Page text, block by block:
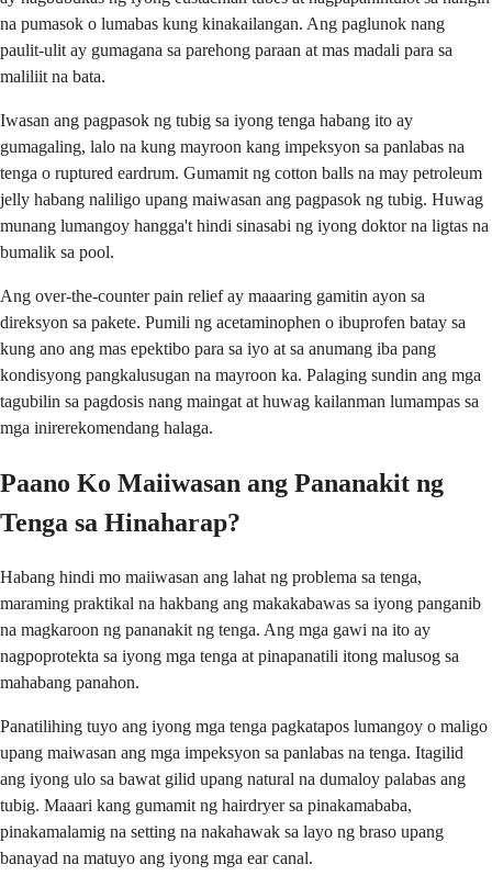
na pumasok o lumabas kung kinakailangan. Ang paglunok nang
paulit-ulit ay gumagana sa parehong paraan at mas madali para sa
maliliit na bata.
Iwasan ang pagpasok ng tubig sa iyong tenga habang ito ay
gumagaling, lalo na kung mayroon kang impeksyon sa panlabas na
tenga o ruptured eardrum. Gumamit ng cotton balls na may petroleum
jelly habang naliligo upang maiwasan ang pagpasok ng tubig. Huwag
munang lumangoy hangga't hindi sinasabi ng iyong doktor na ligtas na
bumalik sa pool.
Ang over-the-counter pain relief ay maaaring gamitin ayon sa
direksyon sa pakete. Pumili ng acetaminophen o ibuprofen batay sa
kung ano ang mas epektibo para sa iyo at sa anumang iba pang
kondisyong pangkalusugan na mayroon ka. Palaging sundin ang mga
tagubilin sa pagdosis nang maingat at huwag kailanman lumampas sa
mga inirerekomendang halaga.
Paano Ko Maiiwasan ang Pananakit ng
Tenga sa Hinaharap?
Habang hindi mo maiiwasan ang lahat ng problema sa tenga,
maraming praktikal na hakbang ang makakabawas sa iyong panganib
na magkaroon ng pananakit ng tenga. Ang mga gawi na ito ay
nagpoprotekta sa iyong mga tenga at pinapanatili itong malusog sa
mahabang panahon.
Panatilihing tuyo ang iyong mga tenga pagkatapos lumangoy o maligo
upang maiwasan ang mga impeksyon sa panlabas na tenga. Itagilid
ang iyong ulo sa bawat gilid upang natural na dumaloy palabas ang
tubig. Maaari kang gumamit ng hairdryer sa pinakamababa,
pinakamalamig na setting na nakahawak sa layo ng braso upang
banayad na matuyo ang iyong mga ear canal.